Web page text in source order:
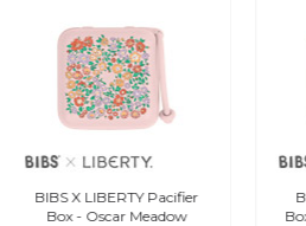
BIBS x Liberty Pacifier
Box, Chloe Meadow Ivory